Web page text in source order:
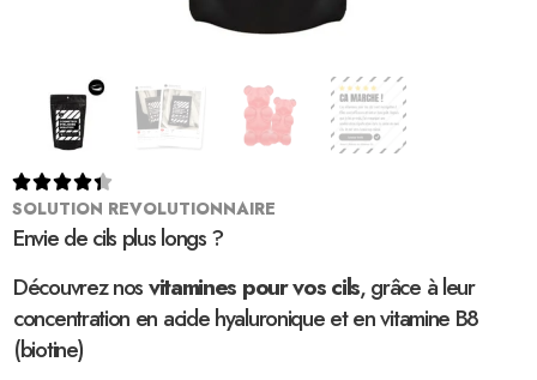

SOLUTION REVOLUTIONNAIRE
Envie de cils plus longs ?
Découvrez nosvitamines pour vos cils, grâce à leur
concentration en acide hyaluronique et en vitamine B8
(biotine)